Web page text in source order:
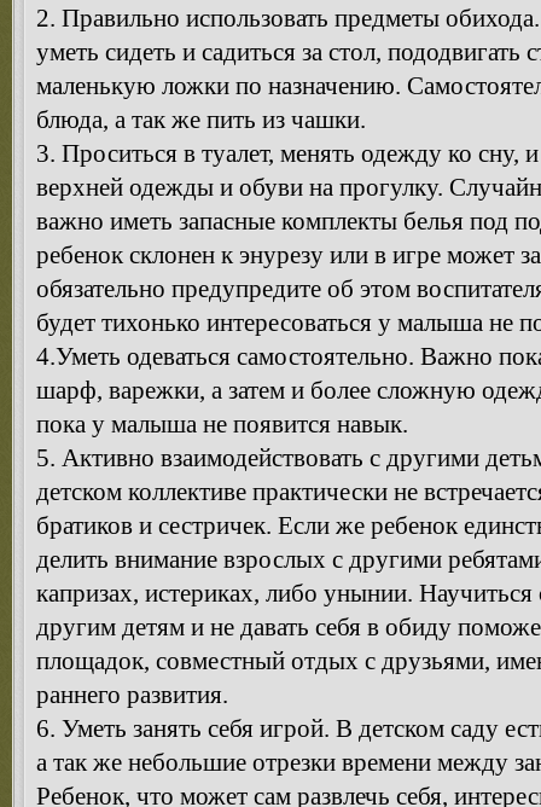
2. Правильно использовать предметы
уметь сидеть и садиться за стол,
маленькую ложки по назначению.
блюда, а так же пить из чашки.
3. Проситься в туалет, менять одежду ко сну,
верхней одежды и обуви на прогулку.
важно иметь запасные комплекты белья под
ребенок склонен к энурезу или в игре может
обязательно предупредите об этом
будет тихонько интересоваться у малыша не
4.Уметь одеваться самостоятельно. Важно
шарф, варежки, а затем и более сложную
пока у малыша не появится навык.
5. Активно взаимодействовать с другими
детском коллективе практически не
братиков и сестричек. Если же ребенок
делить внимание взрослых с другими
капризах, истериках, либо унынии.
другим детям и не давать себя в обиду
площадок, совместный отдых с друзьями,
раннего развития.
6. Уметь занять себя игрой. В детском саду
а так же небольшие отрезки времени между
Ребенок, что может сам развлечь себя,